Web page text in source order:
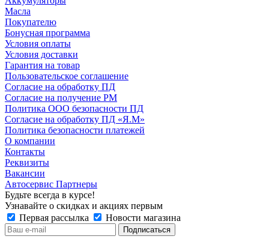
Масла
Покупателю
Бонусная программа
Условия оплаты
Условия доставки
Гарантия на товар
Пользовательское соглашение
Согласие на обработку ПД
Согласие на получение РМ
Политика ООО безопасности ПД
Согласие на обработку ПД «Я.М»
Политика безопасности платежей
О компании
Контакты
Реквизиты
Вакансии
Автосервис Партнеры
Будьте всегда в курсе!
Узнавайте о скидках и акциях первым
Первая рассылка
Новости магазина